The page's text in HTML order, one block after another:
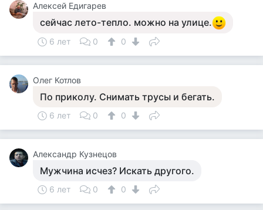
Алексей Едигарев
сейчас лето-тепло. можно на улице.
6 лет 0 0
Олег Котлов
По приколу. Снимать трусы и бегать.
6 лет 0 0
Александр Кузнецов
Мужчина исчез? Искать другого.
6 лет 0 0